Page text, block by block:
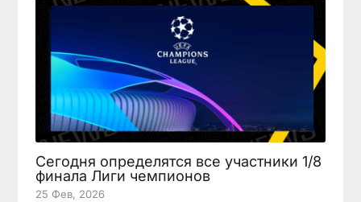
Сегодня определятся все участники 1/8
финала Лиги чемпионов
25 Фев, 2026